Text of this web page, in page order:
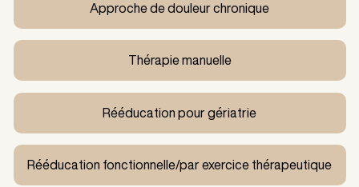
Approche de douleur chronique
Thérapie manuelle
Rééducation pour gériatrie
Rééducation fonctionnelle/par exercice thérapeutique